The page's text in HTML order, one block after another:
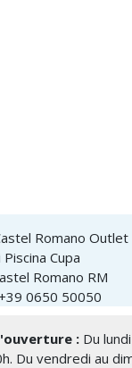
Romano Outlet
Cupa
Romano RM
0650 50050
: Du
Du vendredi au